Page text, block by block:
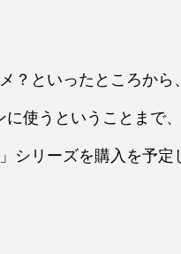
？といったところか
使うということまで
シリーズを購入を予定